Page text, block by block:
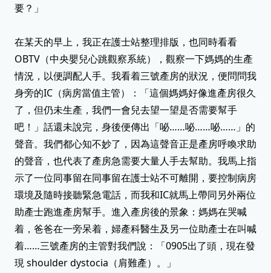
要？」
在某天的早上，我正在護士站整理排版，也同時看看
OBTV（中央嬰兒心跳觀察系統），觀察一下媽媽的生產
情況，以便調配人手。我看着三號產房的狀況，便問問我
身旁的IC（病房當值主管）：「這個媽媽好像進產房很久
了，但仍未生產，我們一會兒去望一望是否需要幫手
吧！」話還未說完，身後便傳出「咇……咇……咇……」的
聲音。我們都心知不妙了，因為這聲音正是產房呼喚求助
的聲音，也代表了產房急需要大量人手去幫助。我馬上指
示了一位同事留在同事留在護士站不可離開，要控制病房
環境及隨時接聽緊急電話，而我和IC就馬上帶同另外兩位
助產士跑進產房幫手。進入產房後的景象：媽媽在哭喊
着，爸爸在一旁呆着，婦產科醫生及另一位助產士在叫喊
着……三號產房的主管對我們說：「0905出了頭，現在發
現 shoulder dystocia（肩難產）。」